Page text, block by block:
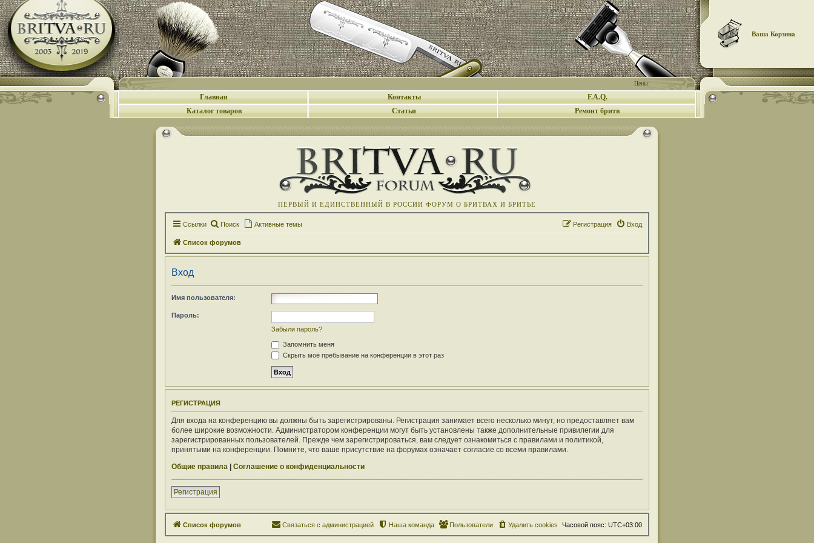
Цены:
Ваша Корзина
Главная Контакты
F.A.Q.
Каталог товаров
Статьи Ремонт бритв
ПЕРВЫЙ И ЕДИНСТВЕННЫЙ В РОССИИ ФОРУМ О БРИТВАХ И БРИТЬЕ
Ссылки Поиск Активные темы Вход
Регистрация
Список форумов
Вход
Имя пользователя:
Пароль:
Забыли пароль?
Запомнить меня
Скрыть моё пребывание на конференции в этот раз
РЕГИСТРАЦИЯ
Для входа на конференцию вы должны быть зарегистрированы. Регистрация занимает всего несколько минут, но предоставляет вам
более широкие возможности. Администратором конференции могут быть установлены также дополнительные привилегии для
зарегистрированных пользователей. Прежде чем зарегистрироваться, вам следует ознакомиться с правилами и политикой,
принятыми на конференции. Помните, что ваше присутствие на форумах означает согласие со всеми правилами.
Общие правила | Соглашение о конфиденциальности
Регистрация
Список форумов Часовой пояс: UTC+03:00
Удалить cookies
Пользователи
Наша команда
Связаться с администрацией